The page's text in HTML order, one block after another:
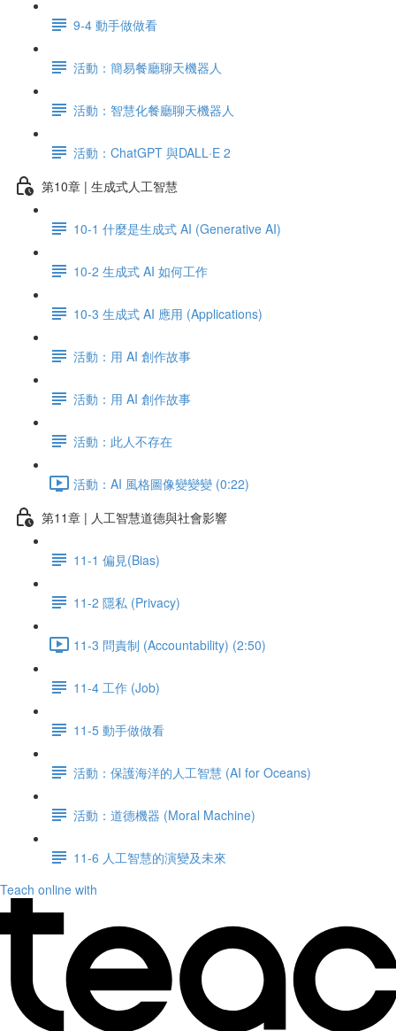
9-4 動手做做看
活動：簡易餐廳聊天機器人
活動：智慧化餐廳聊天機器人
活動：ChatGPT 與DALL·E 2
第10章 | 生成式人工智慧
10-1 什麼是生成式 AI (Generative AI)
10-2 生成式 AI 如何工作
10-3 生成式 AI 應用 (Applications)
活動：用 AI 創作故事
活動：用 AI 創作故事
活動：此人不存在
活動：AI 風格圖像變變變 (0:22)
第11章 | 人工智慧道德與社會影響
11-1 偏見(Bias)
11-2 隱私 (Privacy)
11-3 問責制 (Accountability) (2:50)
11-4 工作 (Job)
11-5 動手做做看
活動：保護海洋的人工智慧 (AI for Oceans)
活動：道德機器 (Moral Machine)
11-6 人工智慧的演變及未來
Teach online with